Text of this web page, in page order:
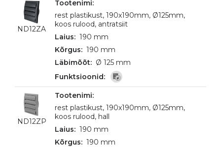
ND12ZA
rest plastikust, 190x190mm, Ø125mm,
koos rulood, antratsiit
190 mm
190 mm
Ø 125 mm
ND12ZP
rest plastikust, 190x190mm, Ø125mm,
koos rulood, hall
190 mm
190 mm